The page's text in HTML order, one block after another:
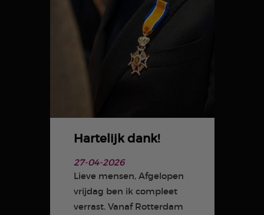
Hartelijk dank!
27-04-2026
Lieve mensen, Afgelopen
vrijdag ben ik compleet
verrast. Vanaf Rotterdam